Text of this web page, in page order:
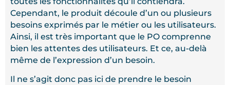
Cependant, le produit découle d’un ou plusieurs
besoins exprimés par le métier ou les utilisateurs.
Ainsi, il est très important que le PO comprenne
bien les attentes des utilisateurs. Et ce, au-delà
même de l’expression d’un besoin.
Il ne s’agit donc pas ici de prendre le besoin